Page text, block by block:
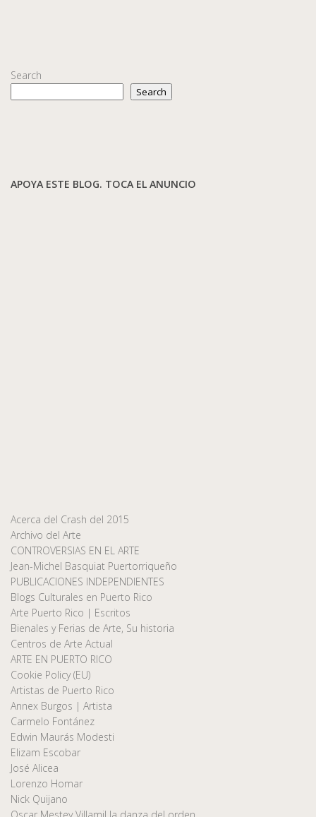
Search
Search
APOYA ESTE BLOG. TOCA EL ANUNCIO
Acerca del Crash del 2015
Archivo del Arte
CONTROVERSIAS EN EL ARTE
Jean-Michel Basquiat Puertorriqueño
PUBLICACIONES INDEPENDIENTES
Blogs Culturales en Puerto Rico
Arte Puerto Rico | Escritos
Bienales y Ferias de Arte, Su historia
Centros de Arte Actual
ARTE EN PUERTO RICO
Cookie Policy (EU)
Artistas de Puerto Rico
Annex Burgos | Artista
Carmelo Fontánez
Edwin Maurás Modesti
Elizam Escobar
José Alicea
Lorenzo Homar
Nick Quijano